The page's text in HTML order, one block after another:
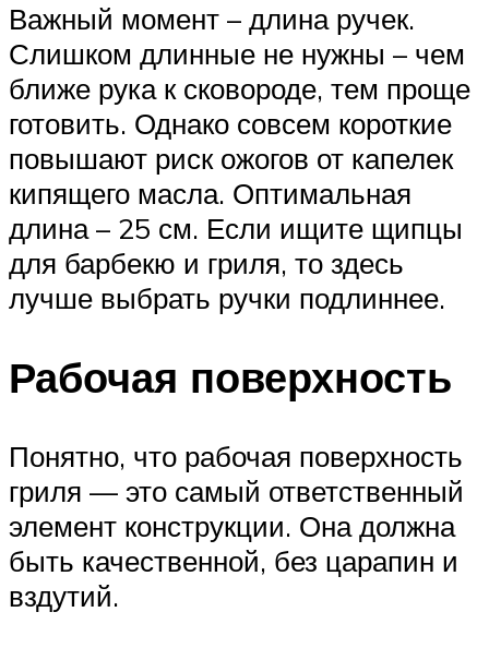
Важный момент – длина ручек.
Слишком длинные не нужны – чем
ближе рука к сковороде, тем проще
готовить. Однако совсем короткие
повышают риск ожогов от капелек
кипящего масла. Оптимальная
длина – 25 см. Если ищите щипцы
для барбекю и гриля, то здесь
лучше выбрать ручки подлиннее.
Рабочая поверхность
Понятно, что рабочая поверхность
гриля — это самый ответственный
элемент конструкции. Она должна
быть качественной, без царапин и
вздутий.